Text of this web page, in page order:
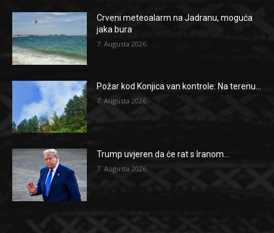
Crveni meteoalarm na Jadranu, moguća
jaka bura
7. Augusta 2026.
Požar kod Konjica van kontrole: Na terenu...
7. Augusta 2026.
Trump uvjeren da će rat s Iranom...
7. Augusta 2026.